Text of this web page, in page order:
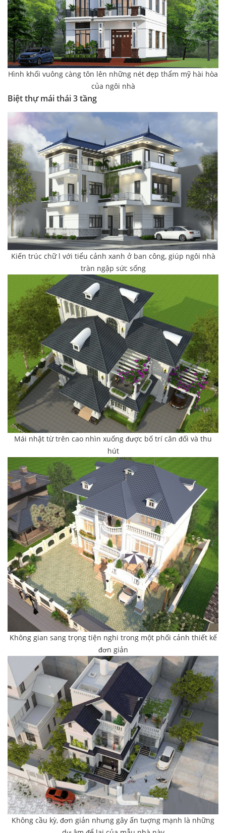
Hình khối vuông càng tôn lên những nét đẹp thẩm mỹ hài hòa
của ngôi nhà
Biệt thự mái thái 3 tầng
Kiến trúc chữ l với tiểu cảnh xanh ở ban công, giúp ngôi nhà
tràn ngập sức sống
Mái nhật từ trên cao nhìn xuống được bố trí cân đối và thu
hút
Không gian sang trọng tiện nghi trong một phối cảnh thiết kế
đơn giản
Không cầu kỳ, đơn giản nhưng gây ấn tượng mạnh là những